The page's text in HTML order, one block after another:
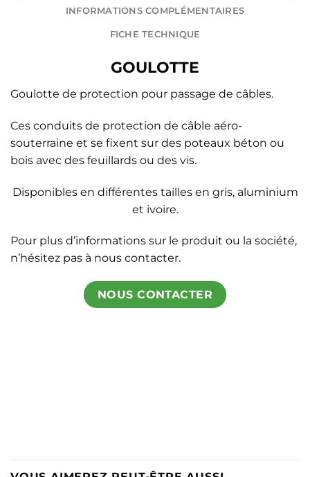
INFORMATIONS COMPLÉMENTAIRES
FICHE TECHNIQUE
GOULOTTE
Goulotte de protection pour passage de câbles.
Ces conduits de protection de câble aéro-
souterraine et se fixent sur des poteaux béton ou
bois avec des feuillards ou des vis.
Disponibles en différentes tailles en gris, aluminium
et ivoire.
Pour plus d’informations sur le produit ou la société,
n’hésitez pas à nous contacter.
NOUS CONTACTER